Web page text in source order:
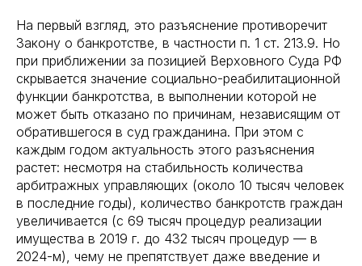
На первый взгляд, это разъяснение противоречит
Закону о банкротстве, в частности п. 1 ст. 213.9. Но
при приближении за позицией Верховного Суда РФ
скрывается значение социально-реабилитационной
функции банкротства, в выполнении которой не
может быть отказано по причинам, независящим от
обратившегося в суд гражданина. При этом с
каждым годом актуальность этого разъяснения
растет: несмотря на стабильность количества
арбитражных управляющих (около 10 тысяч человек
в последние годы), количество банкротств граждан
увеличивается (с 69 тысяч процедур реализации
имущества в 2019 г. до 432 тысяч процедур — в
2024-м), чему не препятствует даже введение и